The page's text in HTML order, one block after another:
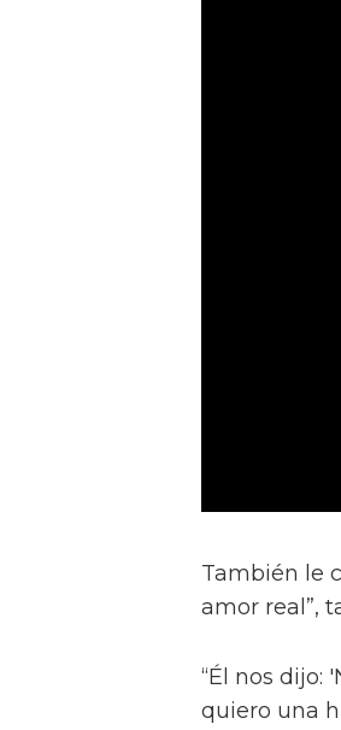
También le
amor real”,
“Él nos dijo:
quiero una